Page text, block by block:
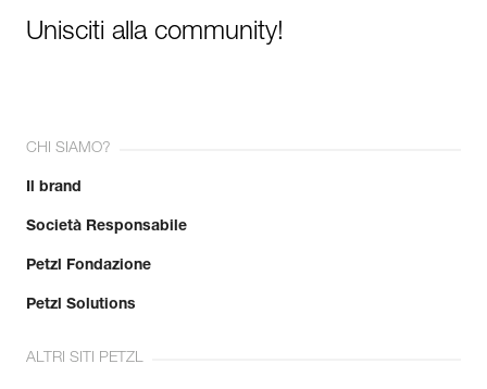
Unisciti alla community!
CHI SIAMO?
Il brand
Società Responsabile
Petzl Fondazione
Petzl Solutions
ALTRI SITI PETZL